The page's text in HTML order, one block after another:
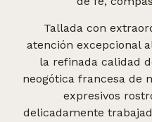
Tallada con
atención excepcional
la refinada calidad
neogótica francesa de
expresivos
delicadamente